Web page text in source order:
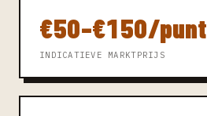
€50–€150/punt
INDICATIEVE MARKTPRIJS